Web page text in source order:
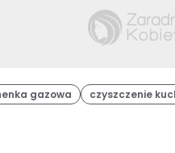
gazowa czyszczenie